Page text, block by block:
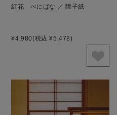
紅花 べにばな ／ 障子紙
¥4,980(税込 ¥5,478)